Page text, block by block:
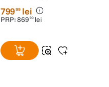
79999 lei
PRP:869 90 lei